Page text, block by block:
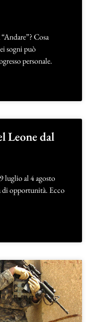
Cosa
sogni può
personale.
Leone dal
luglio al 4 agosto
di opportunità. Ecco